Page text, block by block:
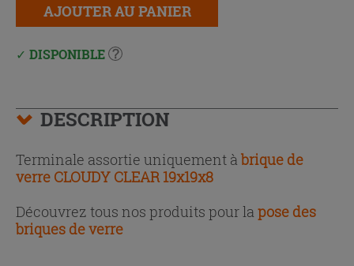
AJOUTER AU PANIER
DISPONIBLE
DESCRIPTION
Terminale assortie uniquement à brique de
verre CLOUDY CLEAR 19x19x8
Découvrez tous nos produits pour la pose des
briques de verre